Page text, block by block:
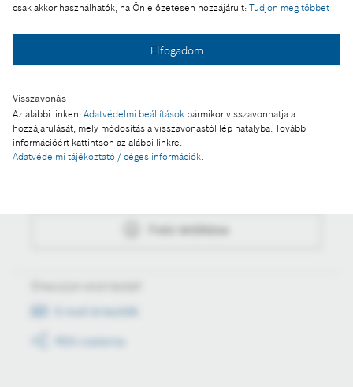
csak akkor használhatók, ha Ön előzetesen hozzájárult: Tudjon meg többet
Elfogadom
Visszavonás
Az alábbi linken: Adatvédelmi beállítások bármikor visszavonhatja a
hozzájárulását, mely módosítás a visszavonástól lép hatályba. További
információért kattintson az alábbi linkre:
Adatvédelmi tájékoztató / céges információk.
Műveletek
Fotó letöltése
E-mail értesítők
RSS csatorna